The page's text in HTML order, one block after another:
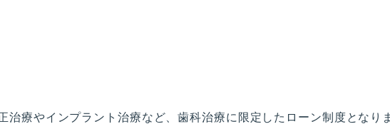
治療やインプラント治療など、歯科治療に限定したローン制度となり